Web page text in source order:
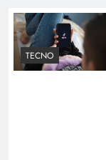
TECNO